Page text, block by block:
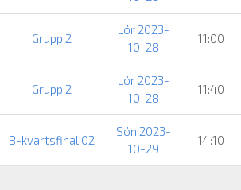
Grupp 2
Lör 2023-
10-28
11:00
Grupp 2
Lör 2023-
10-28
11:40
B-kvartsfinal:02
Sön 2023-
10-29
14:10